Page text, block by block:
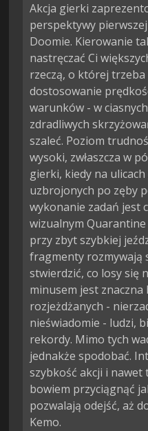
Akcja gierki
perspektywy
Doomie. Kierowanie
nastręczać Ci
rzeczą, o której
dostosowanie
warunków - w
zdradliwych
szaleć. Poziom
wysoki, zwłaszcza w
gierki, kiedy na
uzbrojonych po zęby
wykonanie zadań jest
wizualnym Quarantine
przy zbyt szybkiej
fragmenty rozmywają
stwierdzić, co losy się
minusem jest
rozjeżdżanych -
nieświadomie - ludzi,
rekordy. Mimo tych
jednakże spodobać.
szybkość akcji i
bowiem przyciągnąć
pozwalają odejść, aż
Kemo.